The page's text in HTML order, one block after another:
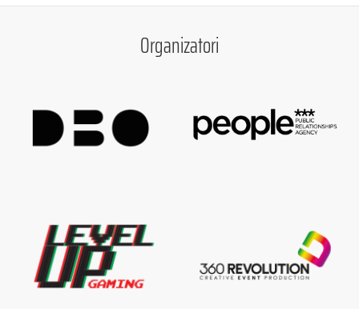
Organizatori